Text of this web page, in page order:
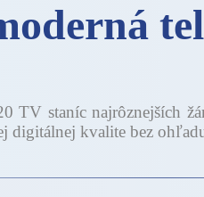
TV staníc najrôznejších
digitálnej kvalite bez